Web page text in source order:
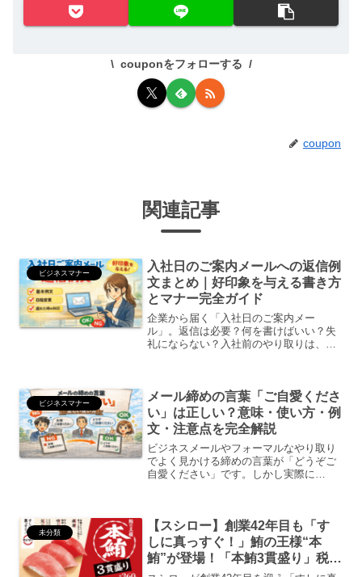
couponをフォローする
coupon
関連記事
ビジネスマナー
入社日のご案内メールへの返信例
文まとめ｜好印象を与える書き方
とマナー完全ガイド
企業から届く「入社日のご案内メー
ル」。返信は必要？何を書けばいい？失
礼にならない？入社前のやり取りは、第
使える例文（状況別）日程変更...
ビジネスマナー
メール締めの言葉「ご自愛くださ
い」は正しい？意味・使い方・例
文・注意点を完全解説
ビジネスメールやフォーマルなやり取り
でよく見かける締めの言葉が「どうぞご
自愛ください」です。しかし実際に
常に多い表現でもあります。こ...
未分類
【スシロー】創業42年目も「す
しに真っすぐ！」鮪の王様“本
鮪”が登場！「本鮪3貫盛り」税込